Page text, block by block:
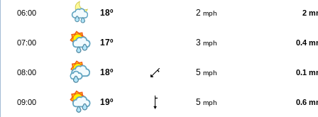
06:00 18º 2 mph 2
07:00 17º 3 mph 0.4
08:00 18º 5 mph 0.1
09:00 19º 5 mph 0.6